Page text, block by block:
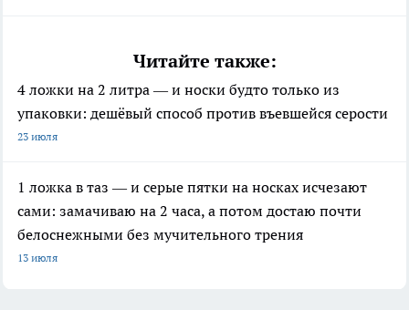
Читайте также:
4 ложки на 2 литра — и носки будто только из
упаковки: дешёвый способ против въевшейся серости
23 июля
1 ложка в таз — и серые пятки на носках исчезают
сами: замачиваю на 2 часа, а потом достаю почти
белоснежными без мучительного трения
13 июля